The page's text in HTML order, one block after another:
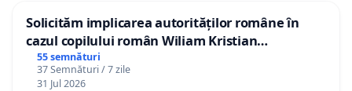
Solicităm implicarea autorităților române în
cazul copilului român Wiliam Kristian
Gheorghe, aflat în plasament în Danemarca de
12 ani
55 semnături
37 Semnături / 7 zile
31 Jul 2026